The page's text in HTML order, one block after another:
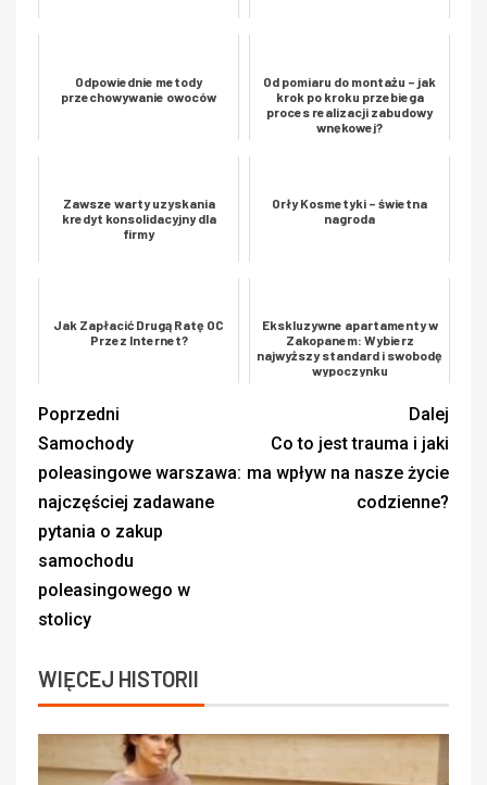
Odpowiednie metody
przechowywanie owoców
Od pomiaru do montażu – jak
krok po kroku przebiega
proces realizacji zabudowy
wnękowej?
Zawsze warty uzyskania
kredyt konsolidacyjny dla
firmy
Orły Kosmetyki – świetna
nagroda
Jak Zapłacić Drugą Ratę OC
Przez Internet?
Ekskluzywne apartamenty w
Zakopanem: Wybierz
najwyższy standard i swobodę
wypoczynku
Poprzedni
Samochody
poleasingowe warszawa:
najczęściej zadawane
pytania o zakup
samochodu
poleasingowego w
stolicy
Dalej
Co to jest trauma i jaki
ma wpływ na nasze życie
codzienne?
WIĘCEJ HISTORII